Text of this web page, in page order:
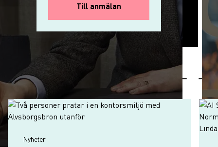
Till anmälan for Svar Direkt: AI i din
Nyheter
Senaste nyheter
Nyheter